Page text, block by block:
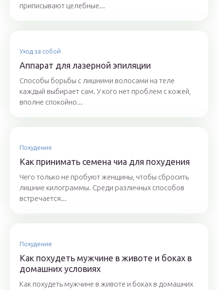
приписывают целебные...
Уход за собой
Аппарат для лазерной эпиляции
Способы борьбы с лишними волосами на теле
каждый выбирает сам. У кого нет проблем с кожей,
вполне спокойно...
Похудение
Как принимать семена чиа для похудения
Чего только не пробуют женщины, чтобы сбросить
лишние килограммы. Среди различных способов
встречается...
Похудение
Как похудеть мужчине в животе и боках в
домашних условиях
Как похудеть мужчине в животе и боках в домашних